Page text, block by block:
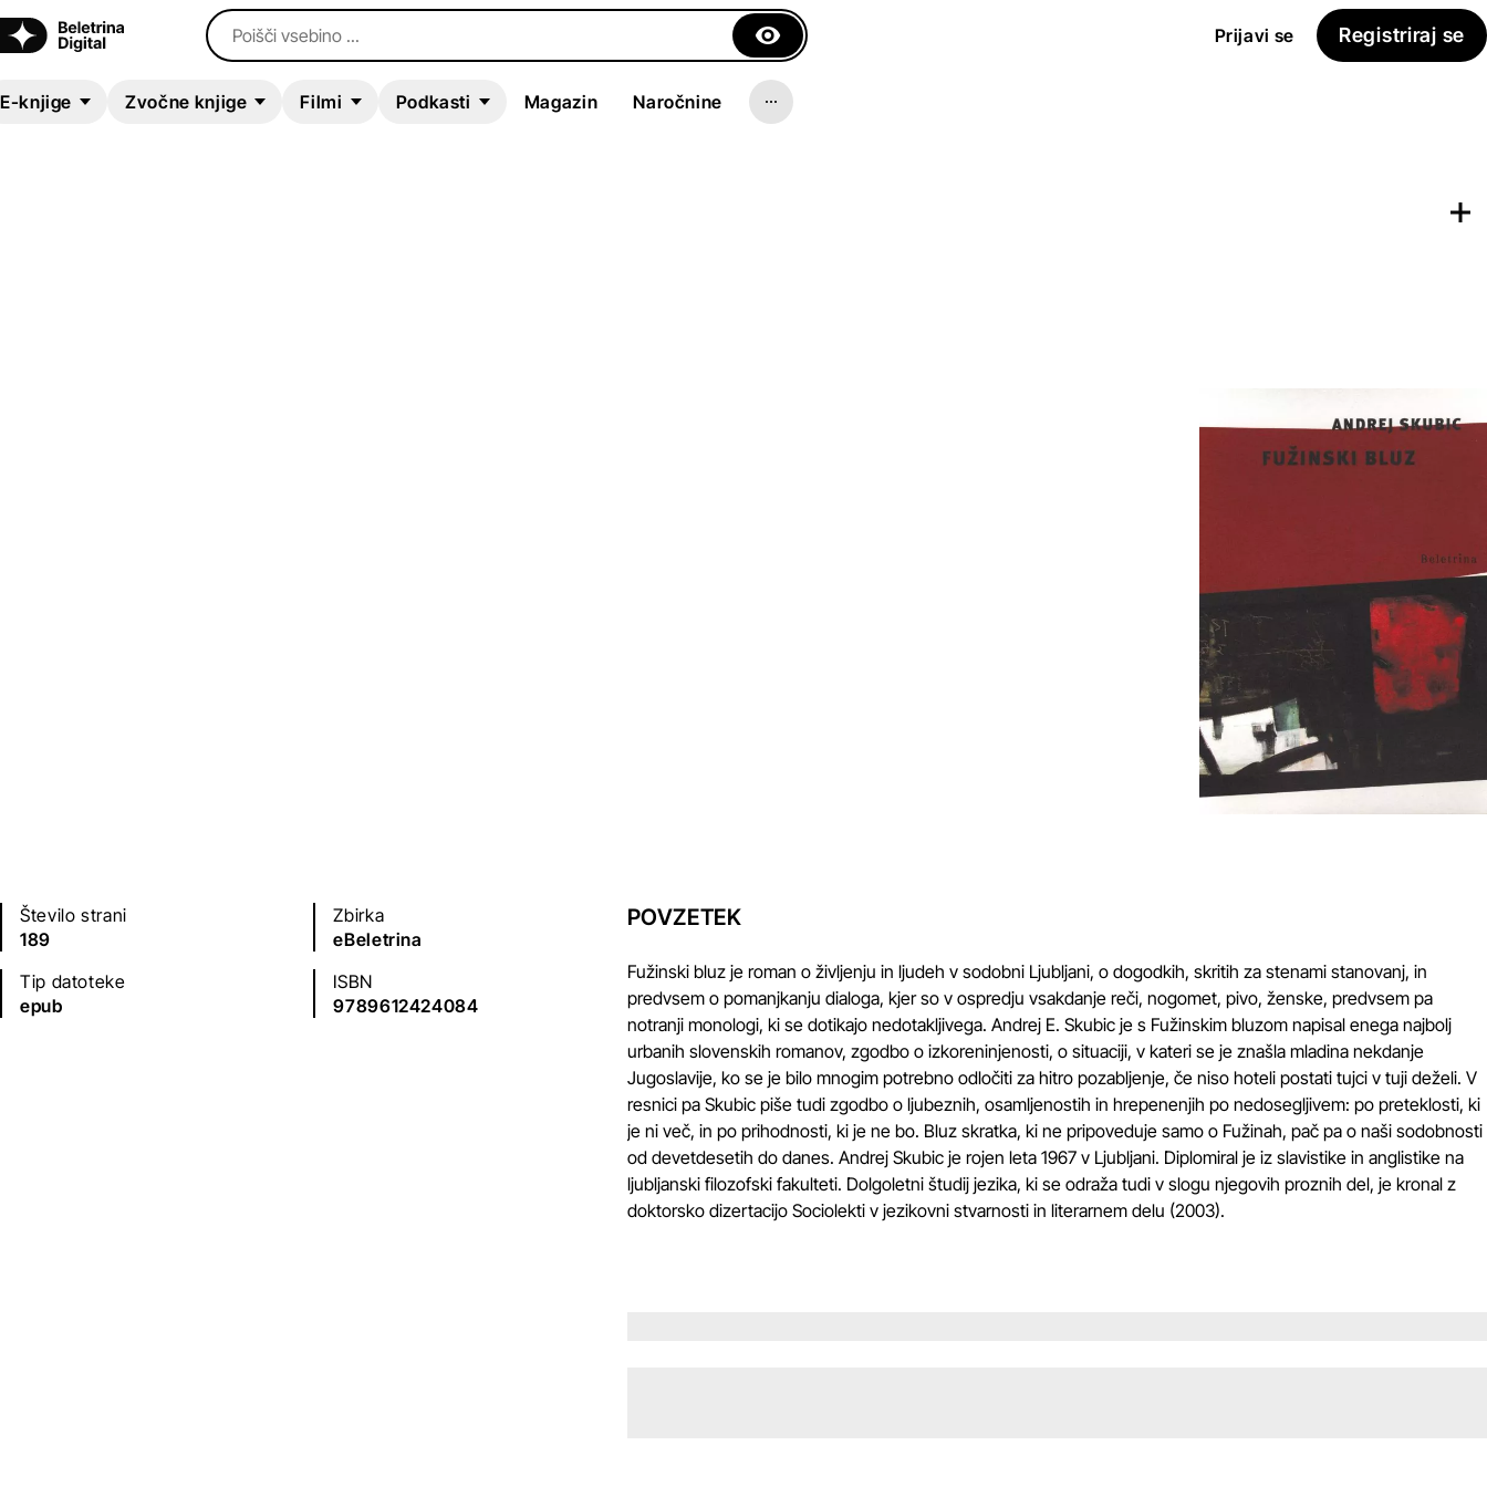
Poišči vsebino ... Prijavi se Registriraj se
E-knjige Zvočne knjige Filmi Podkasti Magazin Naročnine
Število strani
189
Zbirka
eBeletrina
Tip datoteke
epub
ISBN
9789612424084
POVZETEK
Fužinski bluz je roman o življenju in ljudeh v sodobni Ljubljani, o dogodkih, skritih za stenami stanovanj, in
predvsem o pomanjkanju dialoga, kjer so v ospredju vsakdanje reči, nogomet, pivo, ženske, predvsem pa
notranji monologi, ki se dotikajo nedotakljivega. Andrej E. Skubic je s Fužinskim bluzom napisal enega najbolj
urbanih slovenskih romanov, zgodbo o izkoreninjenosti, o situaciji, v kateri se je znašla mladina nekdanje
Jugoslavije, ko se je bilo mnogim potrebno odločiti za hitro pozabljenje, če niso hoteli postati tujci v tuji deželi. V
resnici pa Skubic piše tudi zgodbo o ljubeznih, osamljenostih in hrepenenjih po nedosegljivem: po preteklosti, ki
je ni več, in po prihodnosti, ki je ne bo. Bluz skratka, ki ne pripoveduje samo o Fužinah, pač pa o naši sodobnosti
od devetdesetih do danes. Andrej Skubic je rojen leta 1967 v Ljubljani. Diplomiral je iz slavistike in anglistike na
ljubljanski filozofski fakulteti. Dolgoletni študij jezika, ki se odraža tudi v slogu njegovih proznih del, je kronal z
doktorsko dizertacijo Sociolekti v jezikovni stvarnosti in literarnem delu (2003).